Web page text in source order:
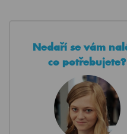
Nedaří se vám
co potřebujete?